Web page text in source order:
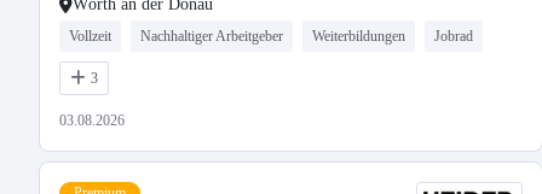
Wörth an der Donau
Vollzeit Nachhaltiger Arbeitgeber Weiterbildungen Jobrad
3
03.08.2026